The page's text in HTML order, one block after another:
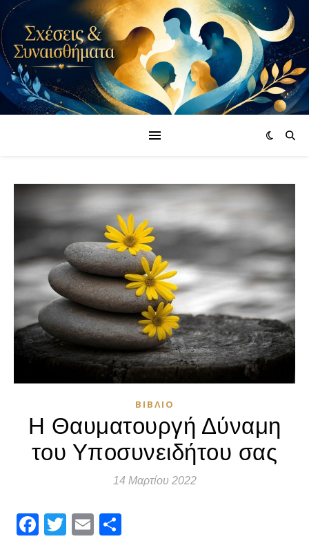
ΒΙΒΛΊΟ
Η Θαυματουργή Δύναμη
του Υποσυνειδήτου σας
14 Μαρτίου 2022
Facebook
Twitter
Email